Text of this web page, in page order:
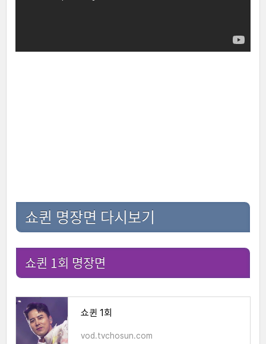
쇼퀸 명장면 다시보기
쇼퀸 1회 명장면
쇼퀸 1회
vod.tvchosun.com